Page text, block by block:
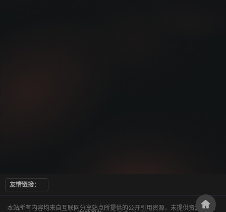
友情链接：
本站所有内容均来自互联网分享站点所提供的公开引用资源，未提供资源上传、